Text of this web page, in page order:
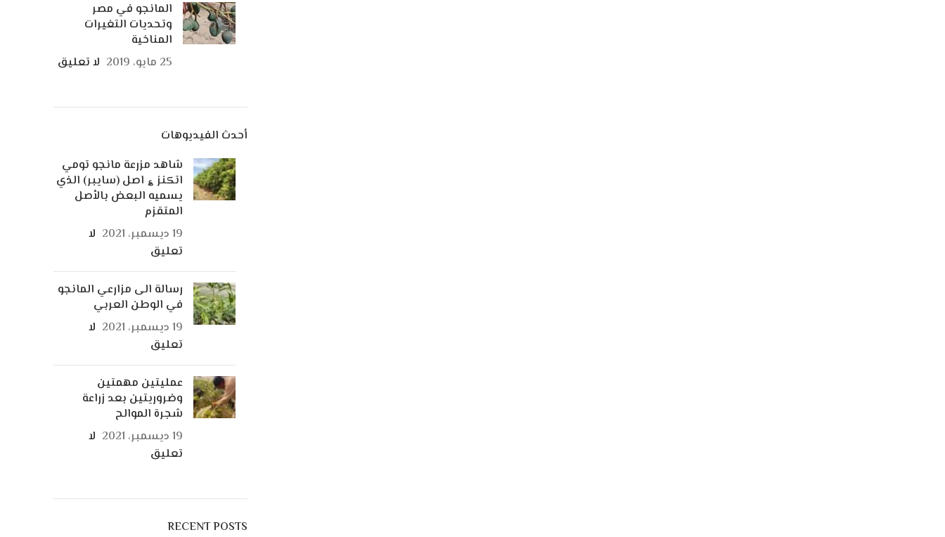
المانجو في مصر
وتحديات التغيرات
المناخية
25 مايو، 2019
لا تعليق
أحدث الفيديوهات
شاهد مزرعة مانجو تومي
اتكنز ؏ اصل (سايبر) الذي
يسميه البعض بالأصل
المتقزم
19 ديسمبر، 2021
لا
تعليق
رسالة الى مزارعي المانجو
في الوطن العربي
19 ديسمبر، 2021
لا
تعليق
عمليتين مهمتين
وضروريتين بعد زراعة
شجرة الموالح
19 ديسمبر، 2021
لا
تعليق
RECENT POSTS